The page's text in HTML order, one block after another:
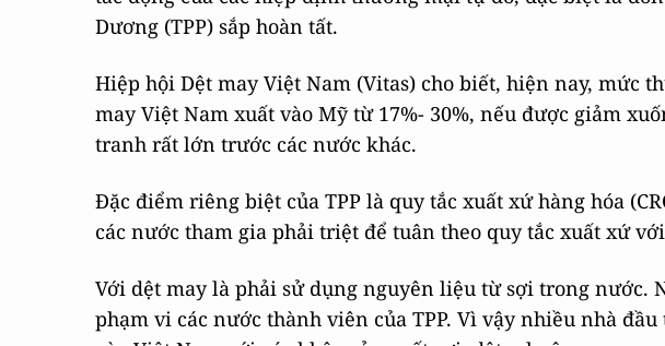
Dương (TPP) sắp hoàn tất.
Hiệp hội Dệt may Việt Nam (Vitas) cho biết, hiện nay, mức
may Việt Nam xuất vào Mỹ từ 17%- 30%, nếu được giảm
tranh rất lớn trước các nước khác.
Đặc điểm riêng biệt của TPP là quy tắc xuất xứ hàng hóa
các nước tham gia phải triệt để tuân theo quy tắc xuất xứ
Với dệt may là phải sử dụng nguyên liệu từ sợi trong nước.
phạm vi các nước thành viên của TPP. Vì vậy nhiều nhà